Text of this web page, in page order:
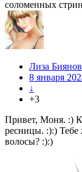
соломенных
Лиза
8 января
↓
+3
Привет, Моня. :)
ресницы. :):) Тебе
волосы? :):)